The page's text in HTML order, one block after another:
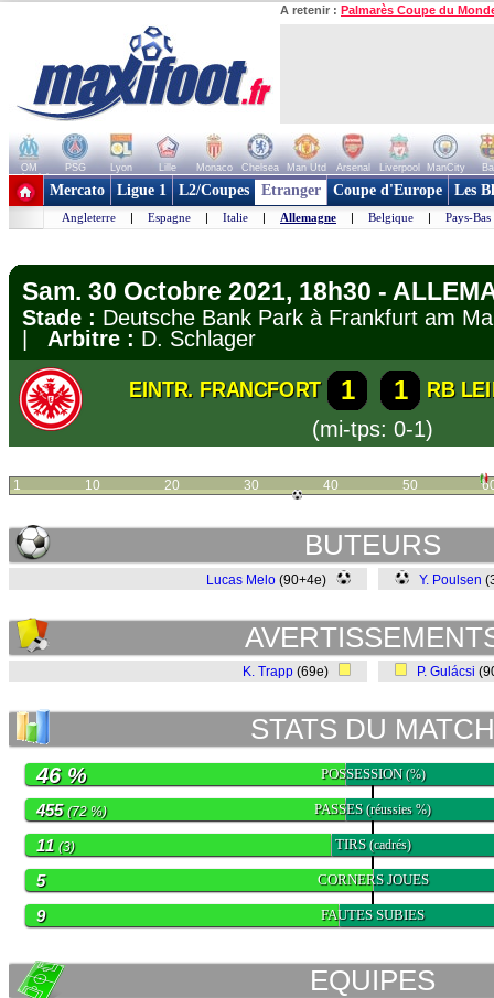
A retenir : Palmarès Coupe du
OM PSG Lyon Lille Monaco Chelsea Man Utd Arsenal Liverpool ManCity
+ de clubs
Mercato Ligue 1 L2/Coupes Etranger Coupe d'Europe Les
Angleterre | Espagne | Italie | Allemagne | Belgique | Pays-Bas
Sam. 30 Octobre 2021, 18h30 -
Stade : Deutsche Bank Park à Frankfurt am
Arbitre : D. Schlager
EINTR. FRANCFORT 1 1
RB
(mi-tps: 0-1)
1 10 20 30 40 50
BUTEURS
Lucas Melo (90+4e) Y. Poulsen
K. Trapp (69e) P. Gulácsi
STATS DU MATCH
POSSESSION(%)
46 %
PASSES(réussies %)
455(72 %)
TIRS(cadrés)
11 (3)
CORNERS JOUES
5
FAUTES SUBIES
9
EQUIPES